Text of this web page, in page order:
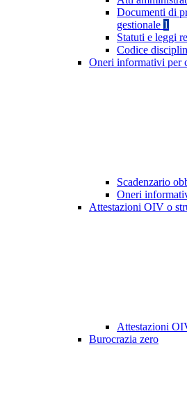
Documenti di
gestionale 1
Statuti e leggi
Codice
Oneri informativi per
Scadenzario
Oneri
Attestazioni OIV o
Attestazioni
Burocrazia zero